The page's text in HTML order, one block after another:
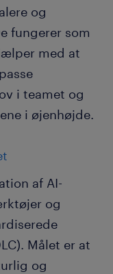
og
fungerer som
med at
i teamet og
i øjenhøjde.
af AI-
og
Målet er at
og